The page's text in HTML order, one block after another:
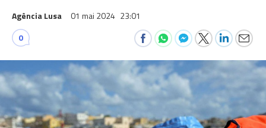
Agência Lusa 01 mai 2024 23:01
0